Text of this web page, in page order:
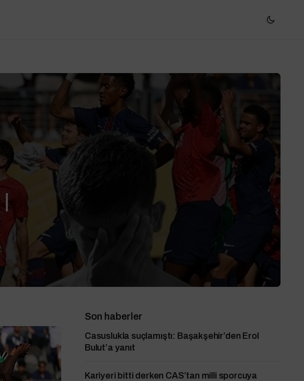
Son haberler
Casuslukla suçlamıştı: Başakşehir’den Erol
Bulut’a yanıt
Kariyeri bitti derken CAS’tan milli sporcuya